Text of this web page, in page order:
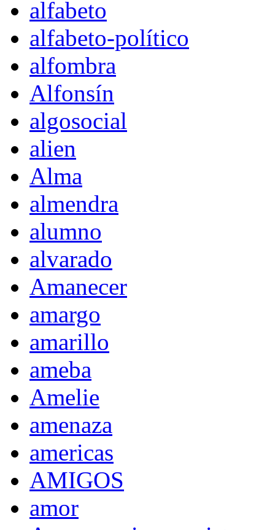
alfabeto
alfabeto-político
alfombra
Alfonsín
algosocial
alien
Alma
almendra
alumno
alvarado
Amanecer
amargo
amarillo
ameba
Amelie
amenaza
americas
AMIGOS
amor